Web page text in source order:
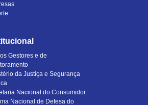
Gestores e de
da Justiça e Segurança
Nacional do Consumidor
Nacional de Defesa do